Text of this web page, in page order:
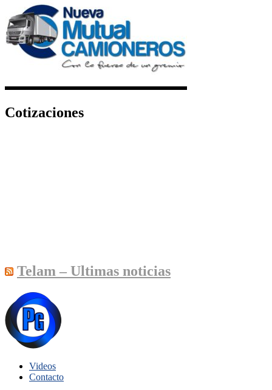
Cotizaciones
Telam – Ultimas noticias
Videos
Contacto